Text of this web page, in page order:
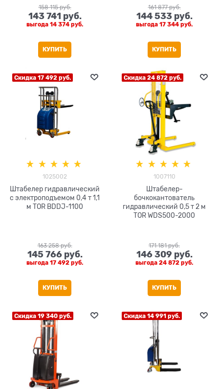
158 115 руб.
143 741 руб.
выгода 14 374 руб.
КУПИТЬ
161 877 руб.
144 533 руб.
выгода 17 344 руб.
КУПИТЬ
Скидка 17 492 руб.
1025002
Штабелер гидравлический
с электроподъемом 0,4 т 1,1
м TOR BDDJ-1100
163 258 руб.
145 766 руб.
выгода 17 492 руб.
КУПИТЬ
Скидка 24 872 руб.
1007110
Штабелер-
бочкокантователь
гидравлический 0,5 т 2 м
TOR WDS500-2000
171 181 руб.
146 309 руб.
выгода 24 872 руб.
КУПИТЬ
Скидка 19 340 руб. Скидка 14 991 руб.